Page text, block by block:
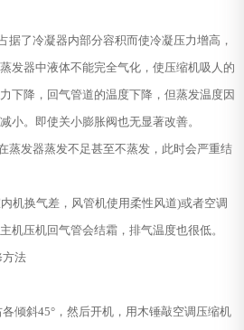
据了冷凝器内部分容积而使冷凝压力增高，
发器中液体不能完全气化，使压缩机吸人的
下降，回气管道的温度下降，但蒸发温度因
小。即使关小膨胀阀也无显著改善。
蒸发器蒸发不足甚至不蒸发，此时会严重结
机换气差，风管机使用柔性风道)或者空调
机压机回气管会结霜，排气温度也很低。
方法
倾斜45°，然后开机，用木锤敲空调压缩机